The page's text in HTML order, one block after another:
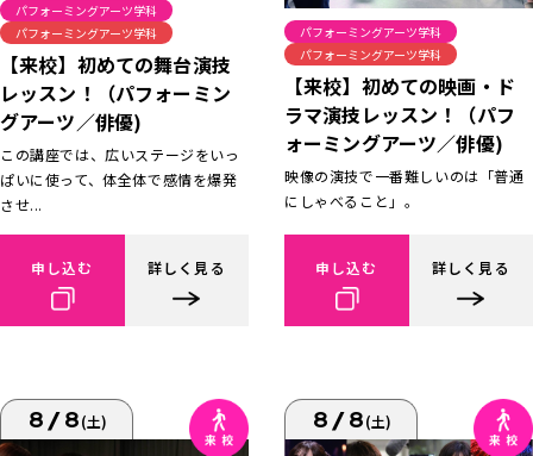
パフォーミングアーツ学科
パフォーミングアーツ学科
【来校】初めての舞台演技
レッスン！（パフォーミン
グアーツ／俳優)
この講座では、広いステージをいっ
ぱいに使って、体全体で感情を爆発
させ...
申し込む 詳しく見る
パフォーミングアーツ学科
パフォーミングアーツ学科
【来校】初めての映画・ド
ラマ演技レッスン！（パフ
ォーミングアーツ／俳優)
映像の演技で一番難しいのは「普通
にしゃべること」。
申し込む 詳しく見る
8/8(土) 8/8(土)